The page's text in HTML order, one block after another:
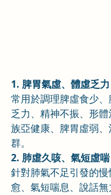
1. 脾胃氣虛、體虛乏力
常用於調理脾虛食少
乏力、精神不振、形
族亞健康、脾胃虛弱
群。
2. 肺虛久咳、氣短虛喘
針對肺氣不足引發的
愈、氣短喘息、說話